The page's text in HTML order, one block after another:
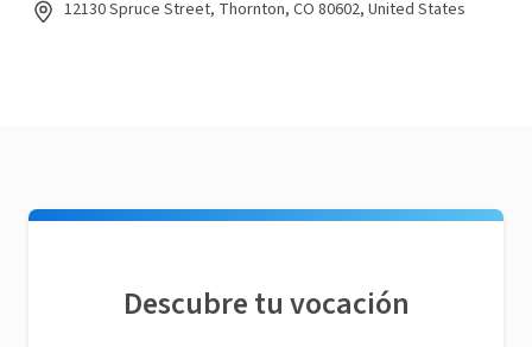
12130 Spruce Street, Thornton, CO 80602, United States
Descubre tu vocación